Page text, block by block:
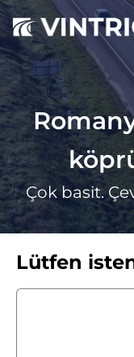
Çok basit.
Lütfen